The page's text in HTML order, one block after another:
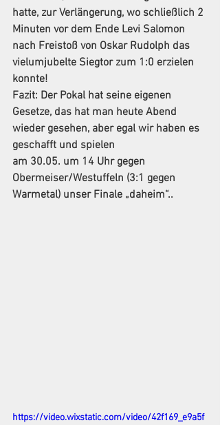
hatte, zur Verlängerung, wo schließlich 2
Minuten vor dem Ende Levi Salomon
nach Freistoß von Oskar Rudolph das
vielumjubelte Siegtor zum 1:0 erzielen
konnte!
Fazit: Der Pokal hat seine eigenen
Gesetze, das hat man heute Abend
wieder gesehen, aber egal wir haben es
geschafft und spielen
am 30.05. um 14 Uhr gegen
Obermeiser/Westuffeln (3:1 gegen
Warmetal) unser Finale „daheim“..
https://video.wixstatic.com/video/42f169_e9a5f